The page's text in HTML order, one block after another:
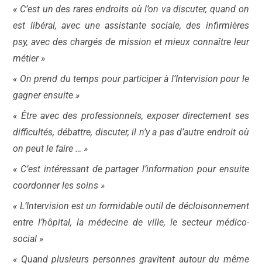
« C’est un des rares endroits où l’on va discuter, quand on
est libéral, avec une assistante sociale, des infirmières
psy, avec des chargés de mission et mieux connaître leur
métier »
« On prend du temps pour participer à l’Intervision pour le
gagner ensuite »
« Être avec des professionnels, exposer directement ses
difficultés, débattre, discuter, il n’y a pas d’autre endroit où
on peut le faire … »
« C’est intéressant de partager l’information pour ensuite
coordonner les soins »
« L’Intervision est un formidable outil de décloisonnement
entre l’hôpital, la médecine de ville, le secteur médico-
social »
« Quand plusieurs personnes gravitent autour du même